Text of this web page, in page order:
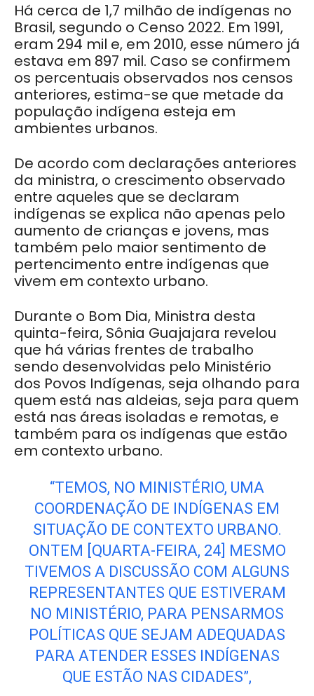
Há cerca de 1,7 milhão de indígenas no
Brasil, segundo o Censo 2022. Em 1991,
eram 294 mil e, em 2010, esse número já
estava em 897 mil. Caso se confirmem
os percentuais observados nos censos
anteriores, estima-se que metade da
população indígena esteja em
ambientes urbanos.
De acordo com declarações anteriores
da ministra, o crescimento observado
entre aqueles que se declaram
indígenas se explica não apenas pelo
aumento de crianças e jovens, mas
também pelo maior sentimento de
pertencimento entre indígenas que
vivem em contexto urbano.
Durante o Bom Dia, Ministra desta
quinta-feira, Sônia Guajajara revelou
que há várias frentes de trabalho
sendo desenvolvidas pelo Ministério
dos Povos Indígenas, seja olhando para
quem está nas aldeias, seja para quem
está nas áreas isoladas e remotas, e
também para os indígenas que estão
em contexto urbano.
“TEMOS, NO MINISTÉRIO, UMA
COORDENAÇÃO DE INDÍGENAS EM
SITUAÇÃO DE CONTEXTO URBANO.
ONTEM [QUARTA-FEIRA, 24] MESMO
TIVEMOS A DISCUSSÃO COM ALGUNS
REPRESENTANTES QUE ESTIVERAM
NO MINISTÉRIO, PARA PENSARMOS
POLÍTICAS QUE SEJAM ADEQUADAS
PARA ATENDER ESSES INDÍGENAS
QUE ESTÃO NAS CIDADES”,